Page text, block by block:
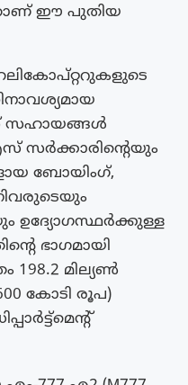
ഈ പുതിയ
സഹായങ്ങള്‍
സര്‍ക്കാരിന്റെയും
ബോയിംഗ്,
ഉദ്യോഗസ്ഥര്‍ക്കുള്ള
ഭാഗമായി
198.2 മില്യൺ
കോടി രൂപ)